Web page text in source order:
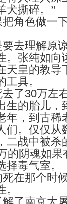
犬撕碎。”
角色做一
去理解原
。张纯如向
天皇的教导
具。
了30万左
生的胎儿，
年，到古稀
们。仅仅从
二战中被杀
的阴魂如果
毒气室。
在那个时